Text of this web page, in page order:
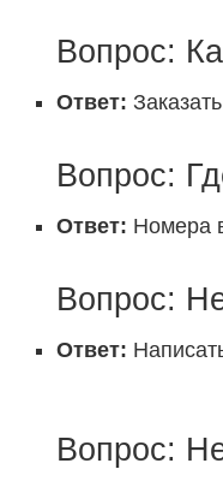
Вопрос:
Ответ:
Вопрос:
Ответ: Номера
Вопрос:
Ответ:
Вопрос: